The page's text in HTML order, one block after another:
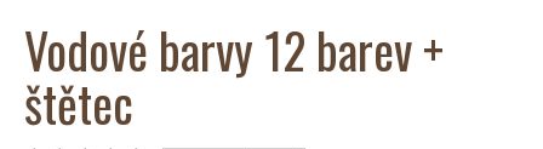
Vodové barvy 12 barev +
štětec